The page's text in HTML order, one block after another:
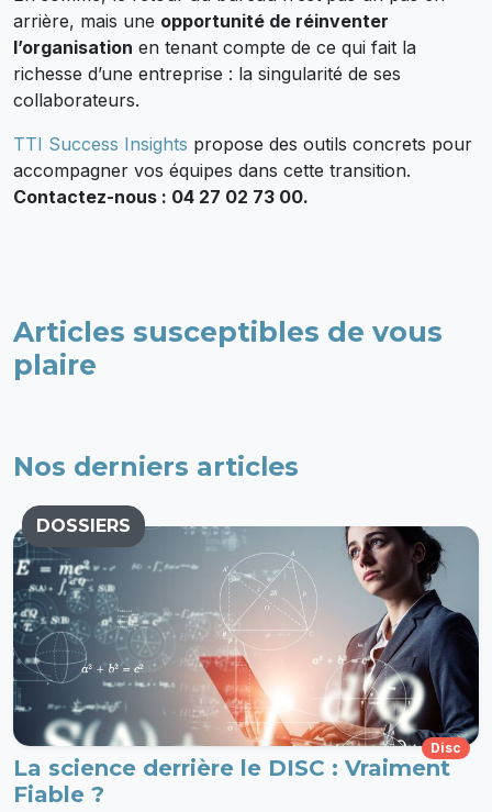
arrière, mais une opportunité de réinventer
l’organisation en tenant compte de ce qui fait la
richesse d’une entreprise : la singularité de ses
collaborateurs.
TTI Success Insights propose des outils concrets pour
accompagner vos équipes dans cette transition.
Contactez-nous : 04 27 02 73 00.
Articles susceptibles de vous
plaire
Nos derniers articles
DOSSIERS
Disc
La science derrière le DISC : Vraiment
Fiable ?